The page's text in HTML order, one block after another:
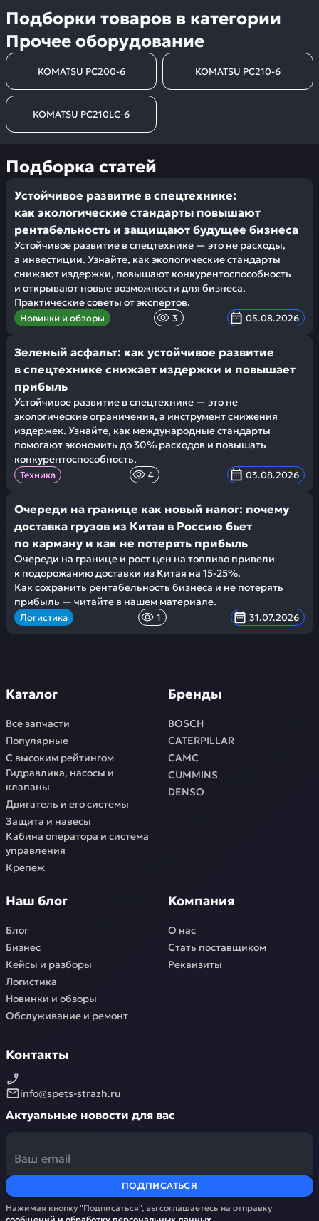
Подборки товаров в категории
Прочее оборудование
KOMATSU PC200-6 KOMATSU PC210-6
KOMATSU PC210LC-6
Подборка статей
Устойчивое развитие в спецтехнике:
как экологические стандарты повышают
рентабельность и защищают будущее бизнеса
Устойчивое развитие в спецтехнике — это не расходы,
а инвестиции. Узнайте, как экологические стандарты
снижают издержки, повышают конкурентоспособность
и открывают новые возможности для бизнеса.
Практические советы от экспертов.
Новинки и обзоры 3 05.08.2026
Зеленый асфальт: как устойчивое развитие
в спецтехнике снижает издержки и повышает
прибыль
Устойчивое развитие в спецтехнике — это не
экологические ограничения, а инструмент снижения
издержек. Узнайте, как международные стандарты
помогают экономить до 30% расходов и повышать
конкурентоспособность.
Техника 4 03.08.2026
Очереди на границе как новый налог: почему
доставка грузов из Китая в Россию бьет
по карману и как не потерять прибыль
Очереди на границе и рост цен на топливо привели
к подорожанию доставки из Китая на 15-25%.
Как сохранить рентабельность бизнеса и не потерять
прибыль — читайте в нашем материале.
Логистика 1 31.07.2026
Каталог
Все запчасти
Популярные
С высоким рейтингом
Гидравлика, насосы и
клапаны
Двигатель и его системы
Защита и навесы
Кабина оператора и система
управления
Крепеж
Бренды
BOSCH
CATERPILLAR
CAMC
CUMMINS
DENSO
Наш блог
Блог
Бизнес
Кейсы и разборы
Логистика
Новинки и обзоры
Обслуживание и ремонт
Компания
О нас
Стать поставщиком
Реквизиты
Контакты
info@spets-strazh.ru
Актуальные новости для вас
ПОДПИСАТЬСЯ
Нажимая кнопку "Подписаться", вы соглашаетесь на отправку